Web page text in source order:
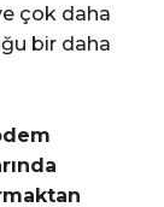
çok daha
bir daha